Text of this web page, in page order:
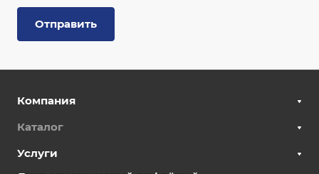
Отправить
Компания
Каталог
Услуги